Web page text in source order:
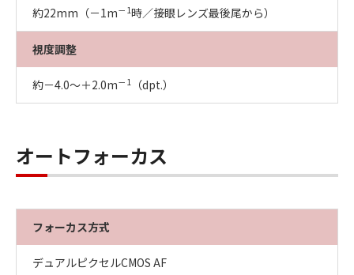
約22mm（－1m－1時／接眼レンズ最後尾から）
視度調整
約－4.0～＋2.0m－1 （dpt.）
オートフォーカス
フォーカス方式
デュアルピクセルCMOS AF